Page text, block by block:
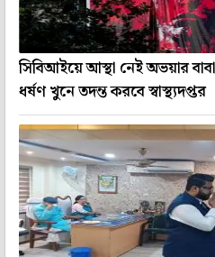
সিবিআইয়ে আস্থা নেই অভয়ার
ধর্ষণ খুনে তদন্ত করবে স্বাস্থ্যদপ্তর